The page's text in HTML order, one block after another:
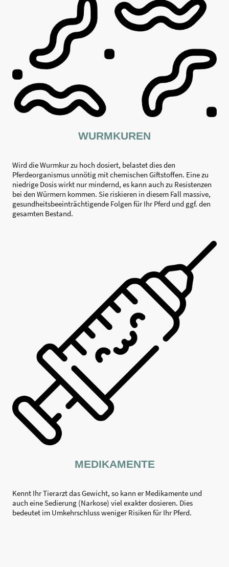
WURMKUREN
Wird die Wurmkur zu hoch dosiert, belastet dies den
Pferdeorganismus unnötig mit chemischen Giftstoffen. Eine zu
niedrige Dosis wirkt nur mindernd, es kann auch zu Resistenzen
bei den Würmern kommen. Sie riskieren in diesem Fall massive,
gesundheitsbeeinträchtigende Folgen für Ihr Pferd und ggf. den
gesamten Bestand.
MEDIKAMENTE
Kennt Ihr Tierarzt das Gewicht, so kann er Medikamente und
auch eine Sedierung (Narkose) viel exakter dosieren. Dies
bedeutet im Umkehrschluss weniger Risiken für Ihr Pferd.